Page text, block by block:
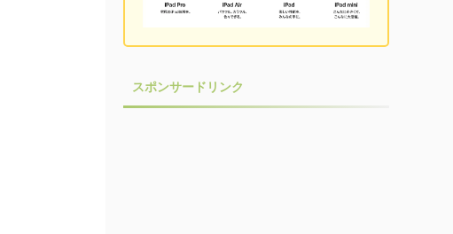
スポンサードリンク